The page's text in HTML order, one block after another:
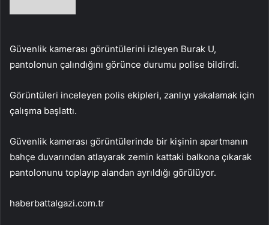
Güvenlik kamerası görüntülerini izleyen Burak U,
pantolonun çalındığını görünce durumu polise bildirdi.
Görüntüleri inceleyen polis ekipleri, zanlıyı yakalamak için
çalışma başlattı.
Güvenlik kamerası görüntülerinde bir kişinin apartmanın
bahçe duvarından atlayarak zemin kattaki balkona çıkarak
pantolonunu toplayıp alandan ayrıldığı görülüyor.
haberbattalgazi.com.tr